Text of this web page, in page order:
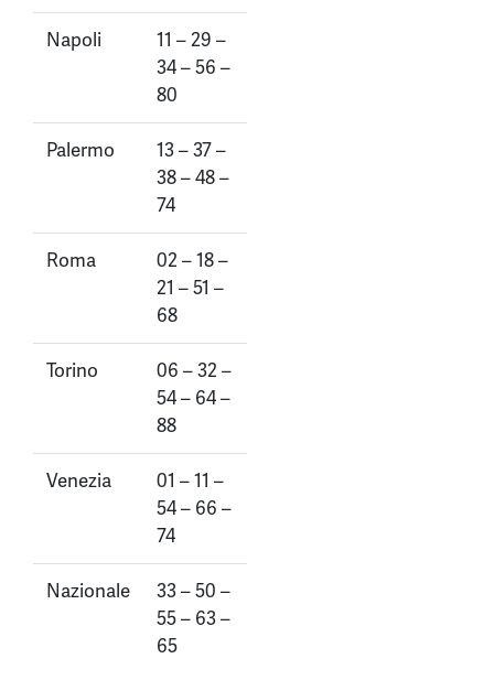
Napoli
11 – 29 –
34 – 56 –
80
Palermo
13 – 37 –
38 – 48 –
74
Roma
02 – 18 –
21 – 51 –
68
Torino
06 – 32 –
54 – 64 –
88
Venezia
01 – 11 –
54 – 66 –
74
Nazionale
33 – 50 –
55 – 63 –
65